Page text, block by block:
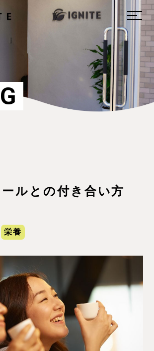
ルとの付き合い方
栄養